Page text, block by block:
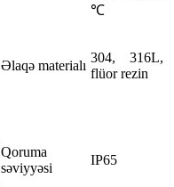
℃
Əlaqə materialı
304, 316L,
flüor rezin
Qoruma
səviyyəsi
IP65